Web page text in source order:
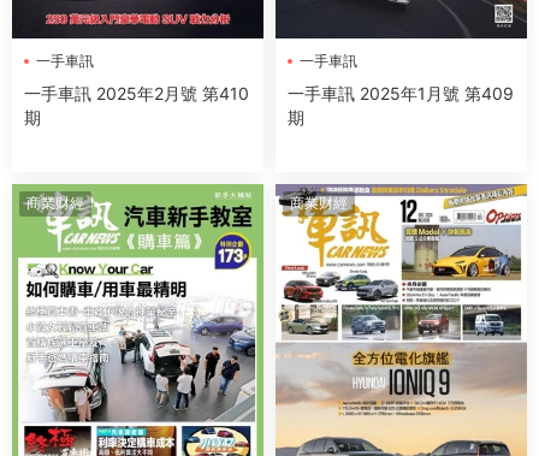
一手車訊
一手車訊 2025年2月號 第410
期
一手車訊
一手車訊 2025年1月號 第409
期
商業财經 商業财經